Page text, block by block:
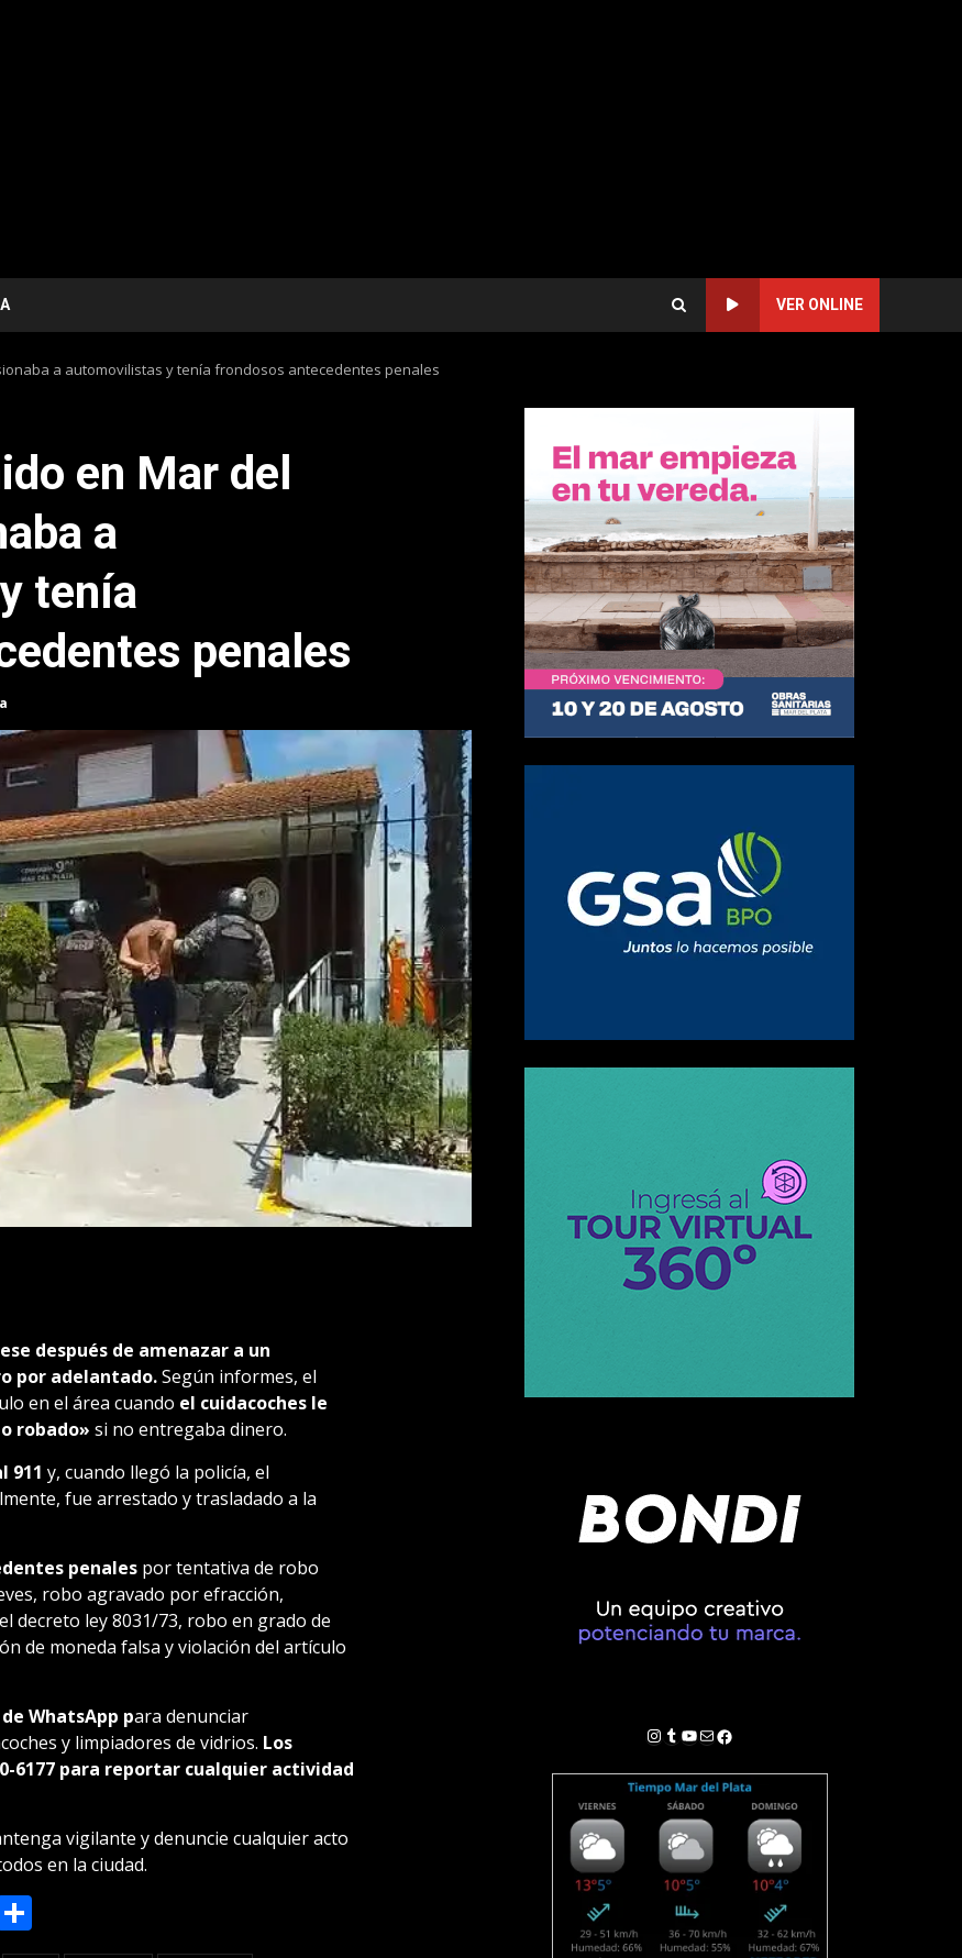
IA VER ONLINE
a automovilistas y tenía frondosos antecedentes penales
en Mar del
a
tenía
penales
después de amenazar a un
por adelantado.Según informes, el
en el área cuando el cuidacoches le
robado» si no entregaba dinero.
911 y, cuando llegó la policía, el
fue arrestado y trasladado a la
penalespor tentativa de robo
robo agravado por efracción,
decreto ley 8031/73, robo en grado de
de moneda falsa y violación del artículo
WhatsApp para denunciar
y limpiadores de vidrios. Los
6177 para reportar cualquier actividad
vigilante y denuncie cualquier acto
en la ciudad.
Compartir
Instagram
Tumblr
YouTube
Correo electrónico
Facebook